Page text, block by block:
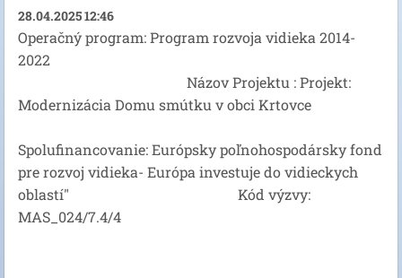
28.04.2025 12:46
Operačný program: Program rozvoja vidieka 2014-
2022
Názov Projektu : Projekt:
Modernizácia Domu smútku v obci Krtovce
Spolufinancovanie: Európsky poľnohospodársky fond
pre rozvoj vidieka- Európa investuje do vidieckych
oblastí" Kód výzvy:
MAS_024/7.4/4